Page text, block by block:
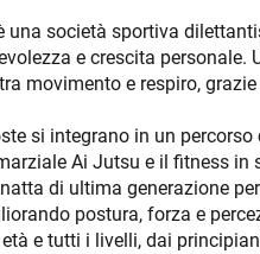
una società sportiva
e crescita personale.
movimento e respiro,
si integrano in un
Ai Jutsu e il fitness
di ultima generazione
postura, forza e
e tutti i livelli, dai